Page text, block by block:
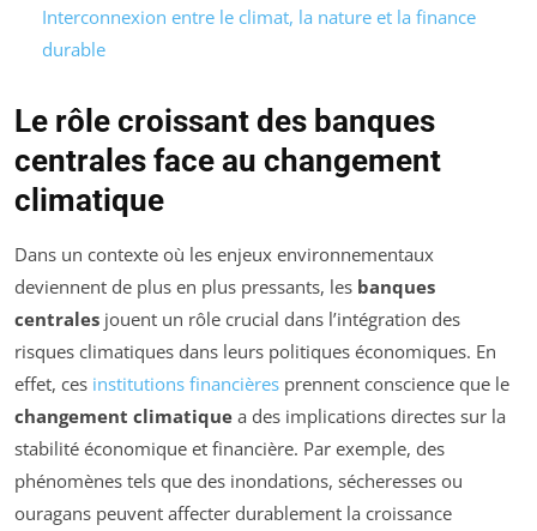
Interconnexion entre le climat, la nature et la finance
durable
Le rôle croissant des banques
centrales face au changement
climatique
Dans un contexte où les enjeux environnementaux
deviennent de plus en plus pressants, les banques
centrales jouent un rôle crucial dans l’intégration des
risques climatiques dans leurs politiques économiques. En
effet, ces institutions financières prennent conscience que le
changement climatique a des implications directes sur la
stabilité économique et financière. Par exemple, des
phénomènes tels que des inondations, sécheresses ou
ouragans peuvent affecter durablement la croissance